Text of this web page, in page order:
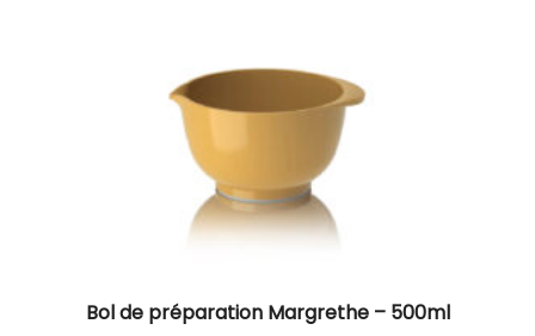
Bol de préparation Margrethe – 500ml